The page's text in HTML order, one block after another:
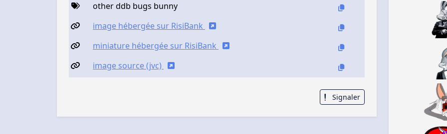
other ddb bugs bunny
image hébergée sur RisiBank
miniature hébergée sur RisiBank
image source (jvc)
Signaler